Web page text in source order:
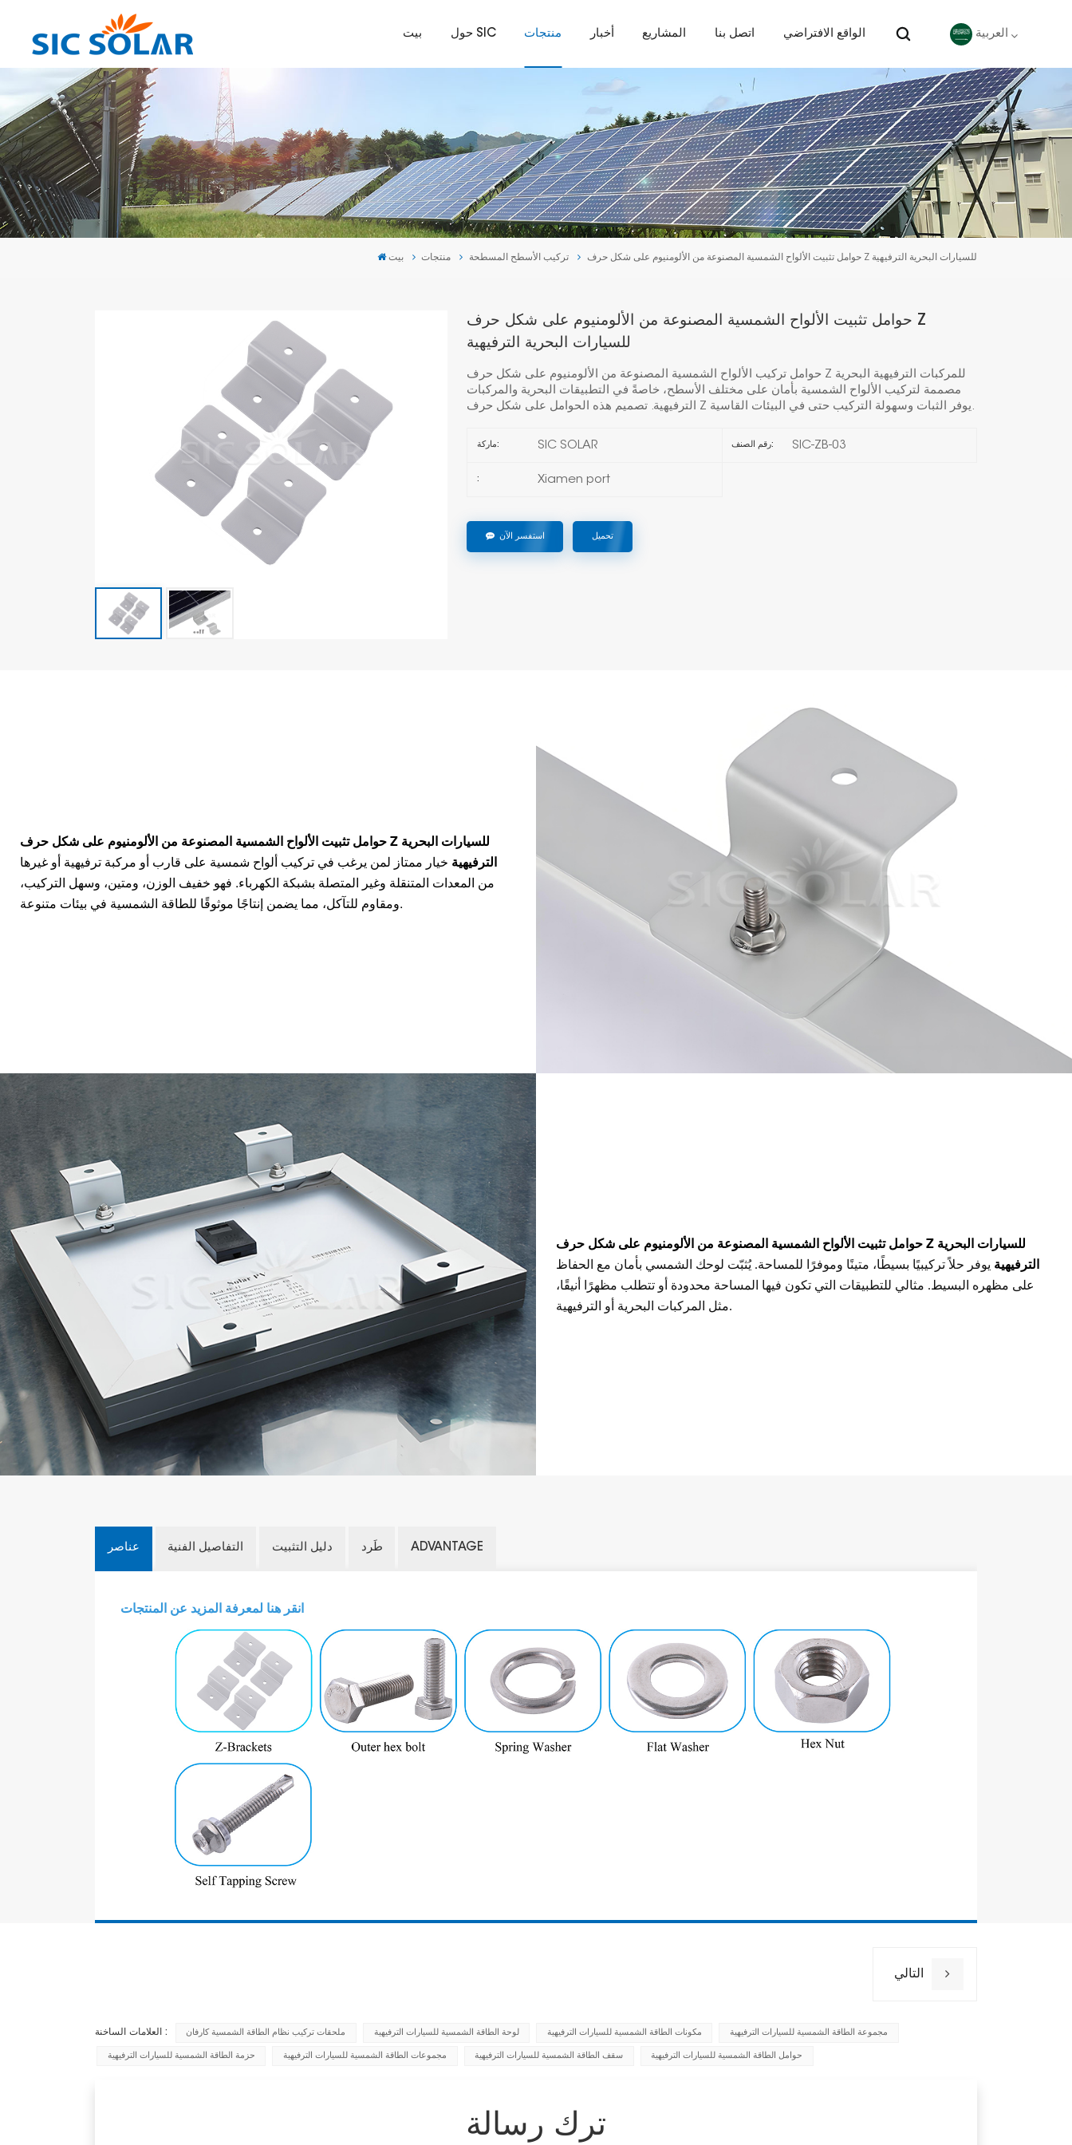
بيت حول SIC منتجات أخبار المشاريع اتصل بنا الواقع الافتراضي العربية
English
Deutsch
español
português
بيت منتجات تركيب الأسطح المسطحة حوامل تثبيت الألواح الشمسية المصنوعة من الألومنيوم على شكل حرف Z للسيارات البحرية الترفيهية
حوامل تثبيت الألواح الشمسية المصنوعة من الألومنيوم على شكل حرف Z
للسيارات البحرية الترفيهية
حوامل تركيب الألواح الشمسية المصنوعة من الألومنيوم على شكل حرف Z للمركبات الترفيهية البحرية
مصممة لتركيب الألواح الشمسية بأمان على مختلف الأسطح، خاصةً في التطبيقات البحرية والمركبات
الترفيهية. تصميم هذه الحوامل على شكل حرف Z يوفر الثبات وسهولة التركيب حتى في البيئات القاسية.
ماركة: SIC SOLAR رقم الصنف: SIC-ZB-03
: Xiamen port
استفسر الآن تحميل
حوامل تثبيت الألواح الشمسية المصنوعة من الألومنيوم على شكل حرف Z للسيارات البحرية
الترفيهية خيار ممتاز لمن يرغب في تركيب ألواح شمسية على قارب أو مركبة ترفيهية أو غيرها
من المعدات المتنقلة وغير المتصلة بشبكة الكهرباء. فهو خفيف الوزن، ومتين، وسهل التركيب،
ومقاوم للتآكل، مما يضمن إنتاجًا موثوقًا للطاقة الشمسية في بيئات متنوعة.
حوامل تثبيت الألواح الشمسية المصنوعة من الألومنيوم على شكل حرف Z للسيارات البحرية
الترفيهية يوفر حلاً تركيبيًا بسيطًا، متينًا وموفرًا للمساحة. يُثبّت لوحك الشمسي بأمان مع الحفاظ
على مظهره البسيط. مثالي للتطبيقات التي تكون فيها المساحة محدودة أو تتطلب مظهرًا أنيقًا،
مثل المركبات البحرية أو الترفيهية.
عناصر التفاصيل الفنية دليل التثبيت طَرد ADVANTAGE
انقر هنا لمعرفة المزيد عن المنتجات
التالي
العلامات الساخنة : ملحقات تركيب نظام الطاقة الشمسية كارفان لوحة الطاقة الشمسية للسيارات الترفيهية مكونات الطاقة الشمسية للسيارات الترفيهية مجموعة الطاقة الشمسية للسيارات الترفيهية
حزمة الطاقة الشمسية للسيارات الترفيهية مجموعات الطاقة الشمسية للسيارات الترفيهية سقف الطاقة الشمسية للسيارات الترفيهية حوامل الطاقة الشمسية للسيارات الترفيهية
ترك رسالة